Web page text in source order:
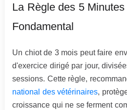
La Règle des 5
Fondamental
Un chiot de 3 mois peut faire
d'exercice dirigé par jour,
sessions. Cette règle,
national des vétérinaires,
croissance qui ne se ferment